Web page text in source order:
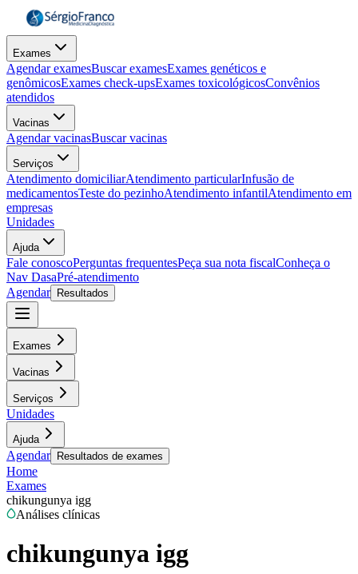
Exames
Agendar examesBuscar examesExames genéticos e
genômicosExames check-upsExames toxicológicosConvênios
atendidos
Vacinas
Agendar vacinasBuscar vacinas
Serviços
Atendimento domiciliarAtendimento particularInfusão de
medicamentosTeste do pezinhoAtendimento infantilAtendimento em
empresas
Unidades
Ajuda
Fale conoscoPerguntas frequentesPeça sua nota fiscalConheça o
Nav DasaPré-atendimento
Agendar
Resultados
Exames
Vacinas
Serviços
Unidades
Ajuda
Agendar Resultados de exames
Home
Exames
chikungunya igg
Análises clínicas
chikungunya igg